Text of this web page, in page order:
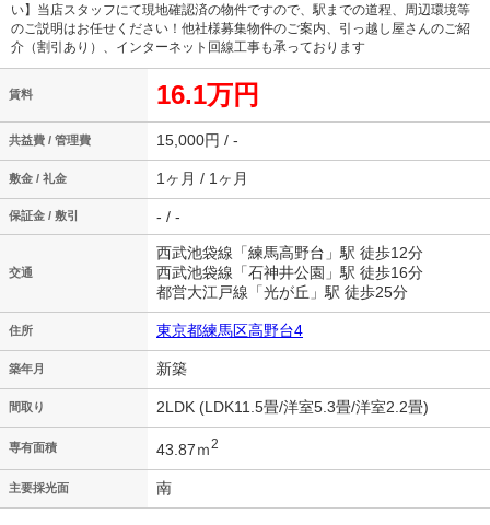
い】当店スタッフにて現地確認済の物件ですので、駅までの道程、周辺環境等
のご説明はお任せください！他社様募集物件のご案内、引っ越し屋さんのご紹
介（割引あり）、インターネット回線工事も承っております
賃料 16.1万円
共益費 / 管理費 15,000円 / -
敷金 / 礼金 1ヶ月 / 1ヶ月
保証金 / 敷引 - / -
交通
西武池袋線「練馬高野台」駅 徒歩12分
西武池袋線「石神井公園」駅 徒歩16分
都営大江戸線「光が丘」駅 徒歩25分
住所 東京都練馬区高野台4
築年月 新築
間取り 2LDK (LDK11.5畳/洋室5.3畳/洋室2.2畳)
専有面積 43.87ｍ2
主要採光面 南